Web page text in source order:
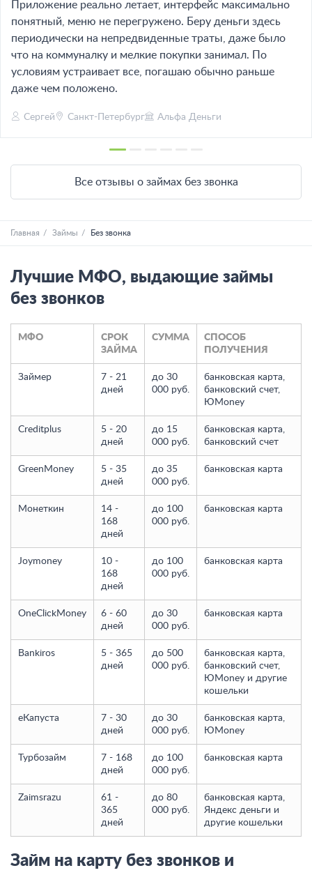
Приложение реально летает, интерфейс максимально
понятный, меню не перегружено. Беру деньги здесь
периодически на непредвиденные траты, даже было
что на коммуналку и мелкие покупки занимал. По
условиям устраивает все, погашаю обычно раньше
даже чем положено.
Сергей Санкт-Петербург Альфа Деньги
Все отзывы о займах без звонка
Главная Займы Без звонка
Лучшие МФО, выдающие займы
без звонков
МФО
СРОК
ЗАЙМА
СУММА
СПОСОБ
ПОЛУЧЕНИЯ
Займер
7 - 21
дней
до 30
000 руб.
банковская карта,
банковский счет,
ЮMoney
Creditplus
5 - 20
дней
до 15
000 руб.
банковская карта,
банковский счет
GreenMoney
5 - 35
дней
до 35
000 руб.
банковская карта
Монеткин
14 -
168
дней
до 100
000 руб.
банковская карта
Joymoney
10 -
168
дней
до 100
000 руб.
банковская карта
OneClickMoney
6 - 60
дней
до 30
000 руб.
банковская карта
Bankiros
5 - 365
дней
до 500
000 руб.
банковская карта,
банковский счет,
ЮMoney и другие
кошельки
еКапуста
7 - 30
дней
до 30
000 руб.
банковская карта,
ЮMoney
Турбозайм
7 - 168
дней
до 100
000 руб.
банковская карта
Zaimsrazu
61 -
365
дней
до 80
000 руб.
банковская карта,
Яндекс деньги и
другие кошельки
Займ на карту без звонков и